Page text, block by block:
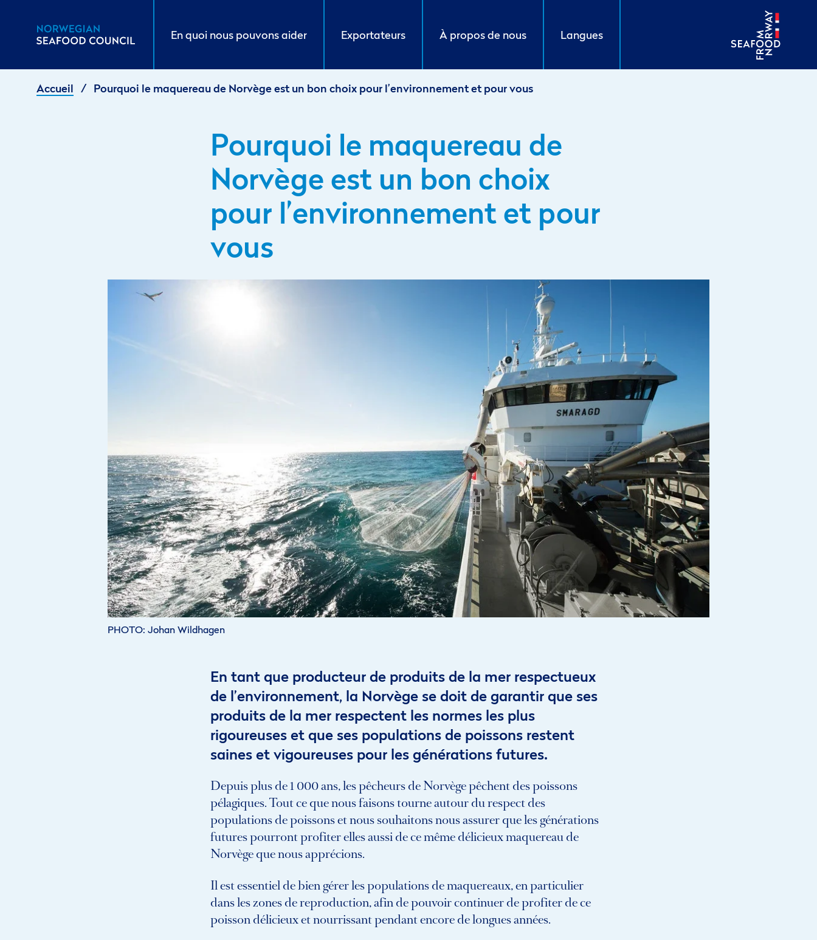
En quoi nous pouvons aider Exportateurs À propos de nous Langues
Accueil / Pourquoi le maquereau de Norvège est un bon choix pour l’environnement et pour vous
Pourquoi le maquereau de
Norvège est un bon choix
pour l’environnement et pour
vous
PHOTO Johan Wildhagen
En tant que producteur de produits de la mer respectueux
de l’environnement, la Norvège se doit de garantir que ses
produits de la mer respectent les normes les plus
rigoureuses et que ses populations de poissons restent
saines et vigoureuses pour les générations futures.
Depuis plus de 1 000 ans, les pêcheurs de Norvège pêchent des poissons
pélagiques. Tout ce que nous faisons tourne autour du respect des
populations de poissons et nous souhaitons nous assurer que les générations
futures pourront profiter elles aussi de ce même délicieux maquereau de
Norvège que nous apprécions.
Il est essentiel de bien gérer les populations de maquereaux, en particulier
dans les zones de reproduction, afin de pouvoir continuer de profiter de ce
poisson délicieux et nourrissant pendant encore de longues années.